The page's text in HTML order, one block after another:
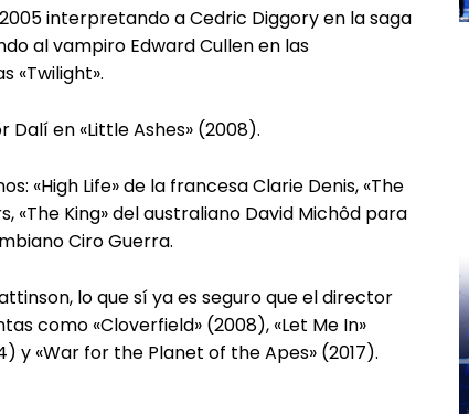
interpretando a Cedric Diggory en la saga
al vampiro Edward Cullen en las
«Twilight».
en «Little Ashes» (2008).
«High Life» de la francesa Clarie Denis, «The
«The King» del australiano David Michôd para
Ciro Guerra.
lo que sí ya es seguro que el director
como «Cloverfield» (2008), «Let Me In»
y «War for the Planet of the Apes» (2017).